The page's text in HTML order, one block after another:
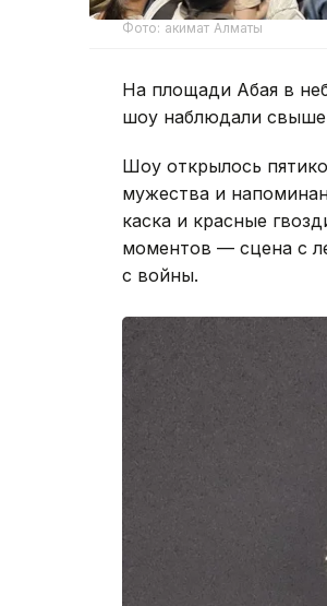
Фото: акимат Алматы
На площади Абая в
шоу наблюдали свыше
Шоу открылось
мужества и
каска и красные
моментов — сцена с
с войны.